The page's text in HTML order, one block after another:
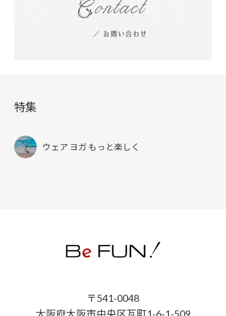
特集
ウェア ヨガ もっと楽しく
〒541-0048